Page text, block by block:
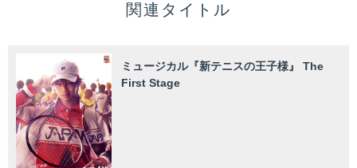
関連タイトル
ミュージカル『新テニスの王子様』 The
First Stage